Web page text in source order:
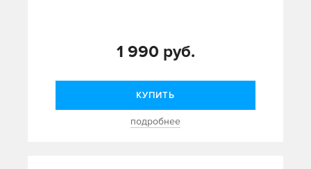
1 990 руб.
КУПИТЬ
подробнее